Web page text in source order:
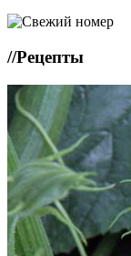
//Рецепты